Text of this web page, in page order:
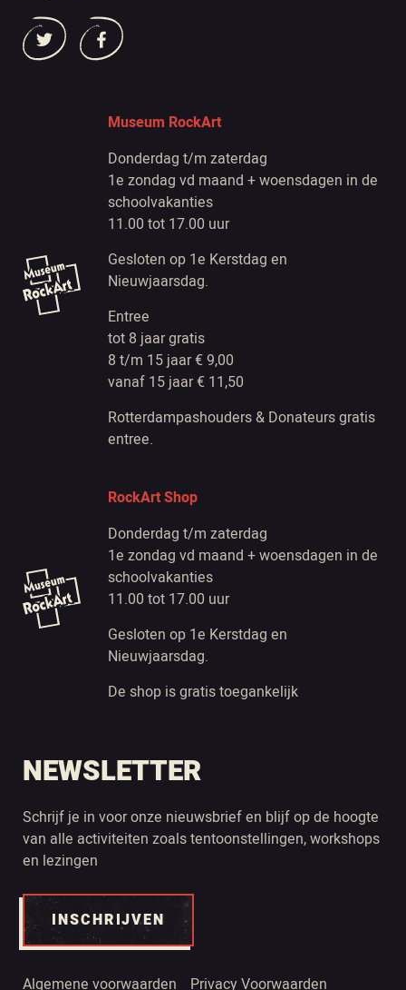
Museum RockArt
Donderdag t/m zaterdag
1e zondag vd maand + woensdagen in de
schoolvakanties
11.00 tot 17.00 uur
Gesloten op 1e Kerstdag en
Nieuwjaarsdag.
Entree
tot 8 jaar gratis
8 t/m 15 jaar € 9,00
vanaf 15 jaar € 11,50
Rotterdampashouders & Donateurs gratis
entree.
RockArt Shop
Donderdag t/m zaterdag
1e zondag vd maand + woensdagen in de
schoolvakanties
11.00 tot 17.00 uur
Gesloten op 1e Kerstdag en
Nieuwjaarsdag.
De shop is gratis toegankelijk
NEWSLETTER
Schrijf je in voor onze nieuwsbrief en blijf op de hoogte
van alle activiteiten zoals tentoonstellingen, workshops
en lezingen
INSCHRIJVEN
Algemene voorwaarden Privacy Voorwaarden